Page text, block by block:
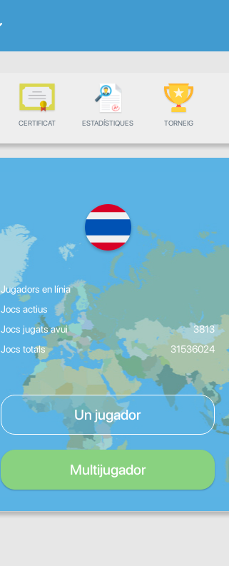
CERTIFICAT ESTADÍSTIQUES TORNEIG
Jugadors en línia
Jocs actius
Jocs jugats avui
3813
Jocs totals
31536024
Un jugador
Multijugador